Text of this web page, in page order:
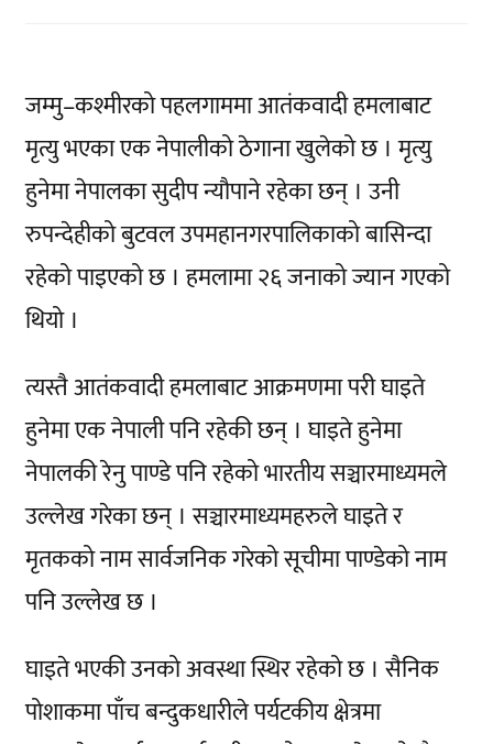
जम्मु–कश्मीरको पहलगाममा आतंकवादी हमलाबाट
मृत्यु भएका एक नेपालीको ठेगाना खुलेको छ । मृत्यु
हुनेमा नेपालका सुदीप न्यौपाने रहेका छन् । उनी
रुपन्देहीको बुटवल उपमहानगरपालिकाको बासिन्दा
रहेको पाइएको छ । हमलामा २६ जनाको ज्यान गएको
थियो ।
त्यस्तै आतंकवादी हमलाबाट आक्रमणमा परी घाइते
हुनेमा एक नेपाली पनि रहेकी छन् । घाइते हुनेमा
नेपालकी रेनु पाण्डे पनि रहेको भारतीय सञ्चारमाध्यमले
उल्लेख गरेका छन् । सञ्चारमाध्यमहरुले घाइते र
मृतकको नाम सार्वजनिक गरेको सूचीमा पाण्डेको नाम
पनि उल्लेख छ ।
घाइते भएकी उनको अवस्था स्थिर रहेको छ । सैनिक
पोशाकमा पाँच बन्दुकधारीले पर्यटकीय क्षेत्रमा